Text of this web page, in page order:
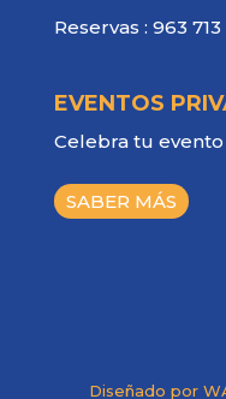
Reservas : 963 713
EVENTOS
Celebra tu
SABER MÁS
Diseñado por